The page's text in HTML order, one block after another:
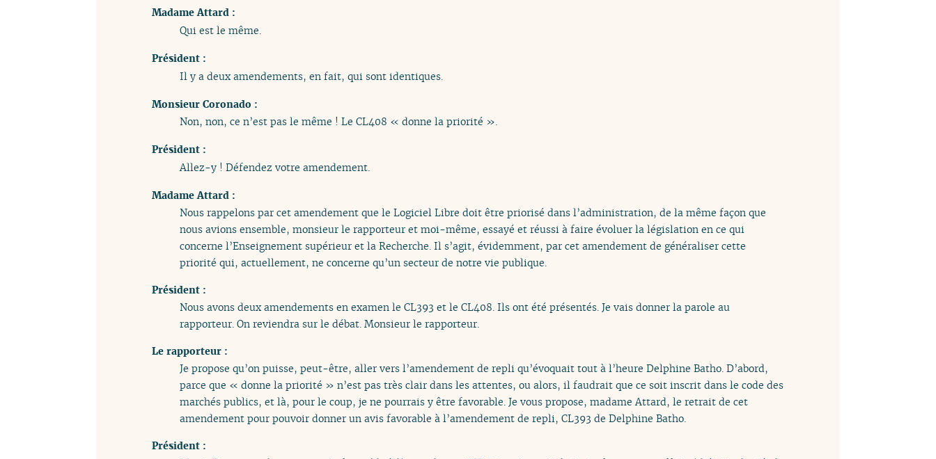
Madame Attard :
Qui est le même.
Président :
Il y a deux amendements, en fait, qui sont identiques.
Monsieur Coronado :
Non, non, ce n’est pas le même ! Le CL408 « donne la priorité ».
Président :
Allez-y ! Défendez votre amendement.
Madame Attard :
Nous rappelons par cet amendement que le Logiciel Libre doit être priorisé dans l’administration, de la même façon que
nous avions ensemble, monsieur le rapporteur et moi-même, essayé et réussi à faire évoluer la législation en ce qui
concerne l’Enseignement supérieur et la Recherche. Il s’agit, évidemment, par cet amendement de généraliser cette
priorité qui, actuellement, ne concerne qu’un secteur de notre vie publique.
Président :
Nous avons deux amendements en examen le CL393 et le CL408. Ils ont été présentés. Je vais donner la parole au
rapporteur. On reviendra sur le débat. Monsieur le rapporteur.
Le rapporteur :
Je propose qu’on puisse, peut-être, aller vers l’amendement de repli qu’évoquait tout à l’heure Delphine Batho. D’abord,
parce que « donne la priorité » n’est pas très clair dans les attentes, ou alors, il faudrait que ce soit inscrit dans le code des
marchés publics, et là, pour le coup, je ne pourrais y être favorable. Je vous propose, madame Attard, le retrait de cet
amendement pour pouvoir donner un avis favorable à l’amendement de repli, CL393 de Delphine Batho.
Président :